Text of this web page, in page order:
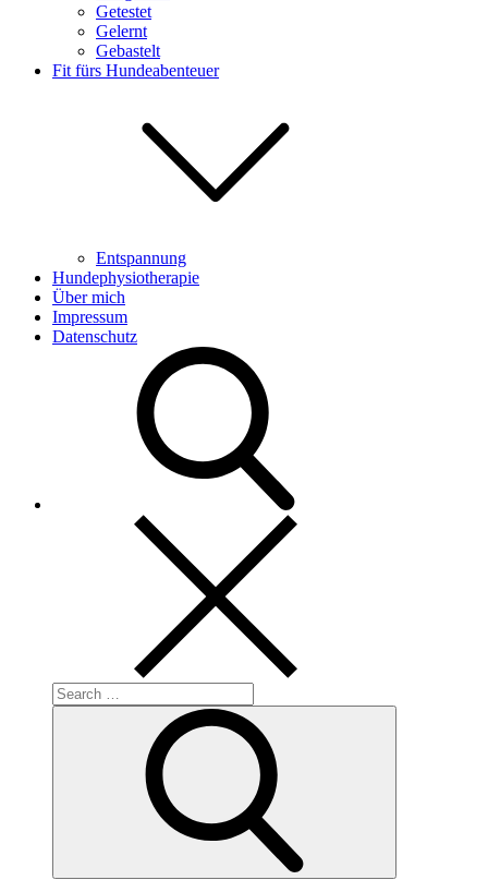
Getestet
Gelernt
Gebastelt
Fit fürs Hundeabenteuer
Entspannung
Hundephysiotherapie
Über mich
Impressum
Datenschutz
Search
for: